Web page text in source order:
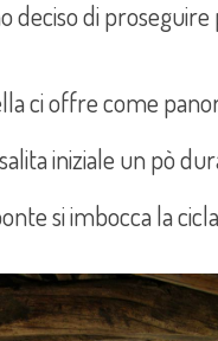
deciso di
ci offre come
iniziale un pò
si imbocca la